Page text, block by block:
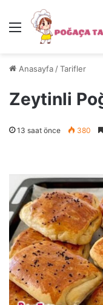
Menü
Anasayfa /Tarifler
Zeytinli
13 saat önce 380